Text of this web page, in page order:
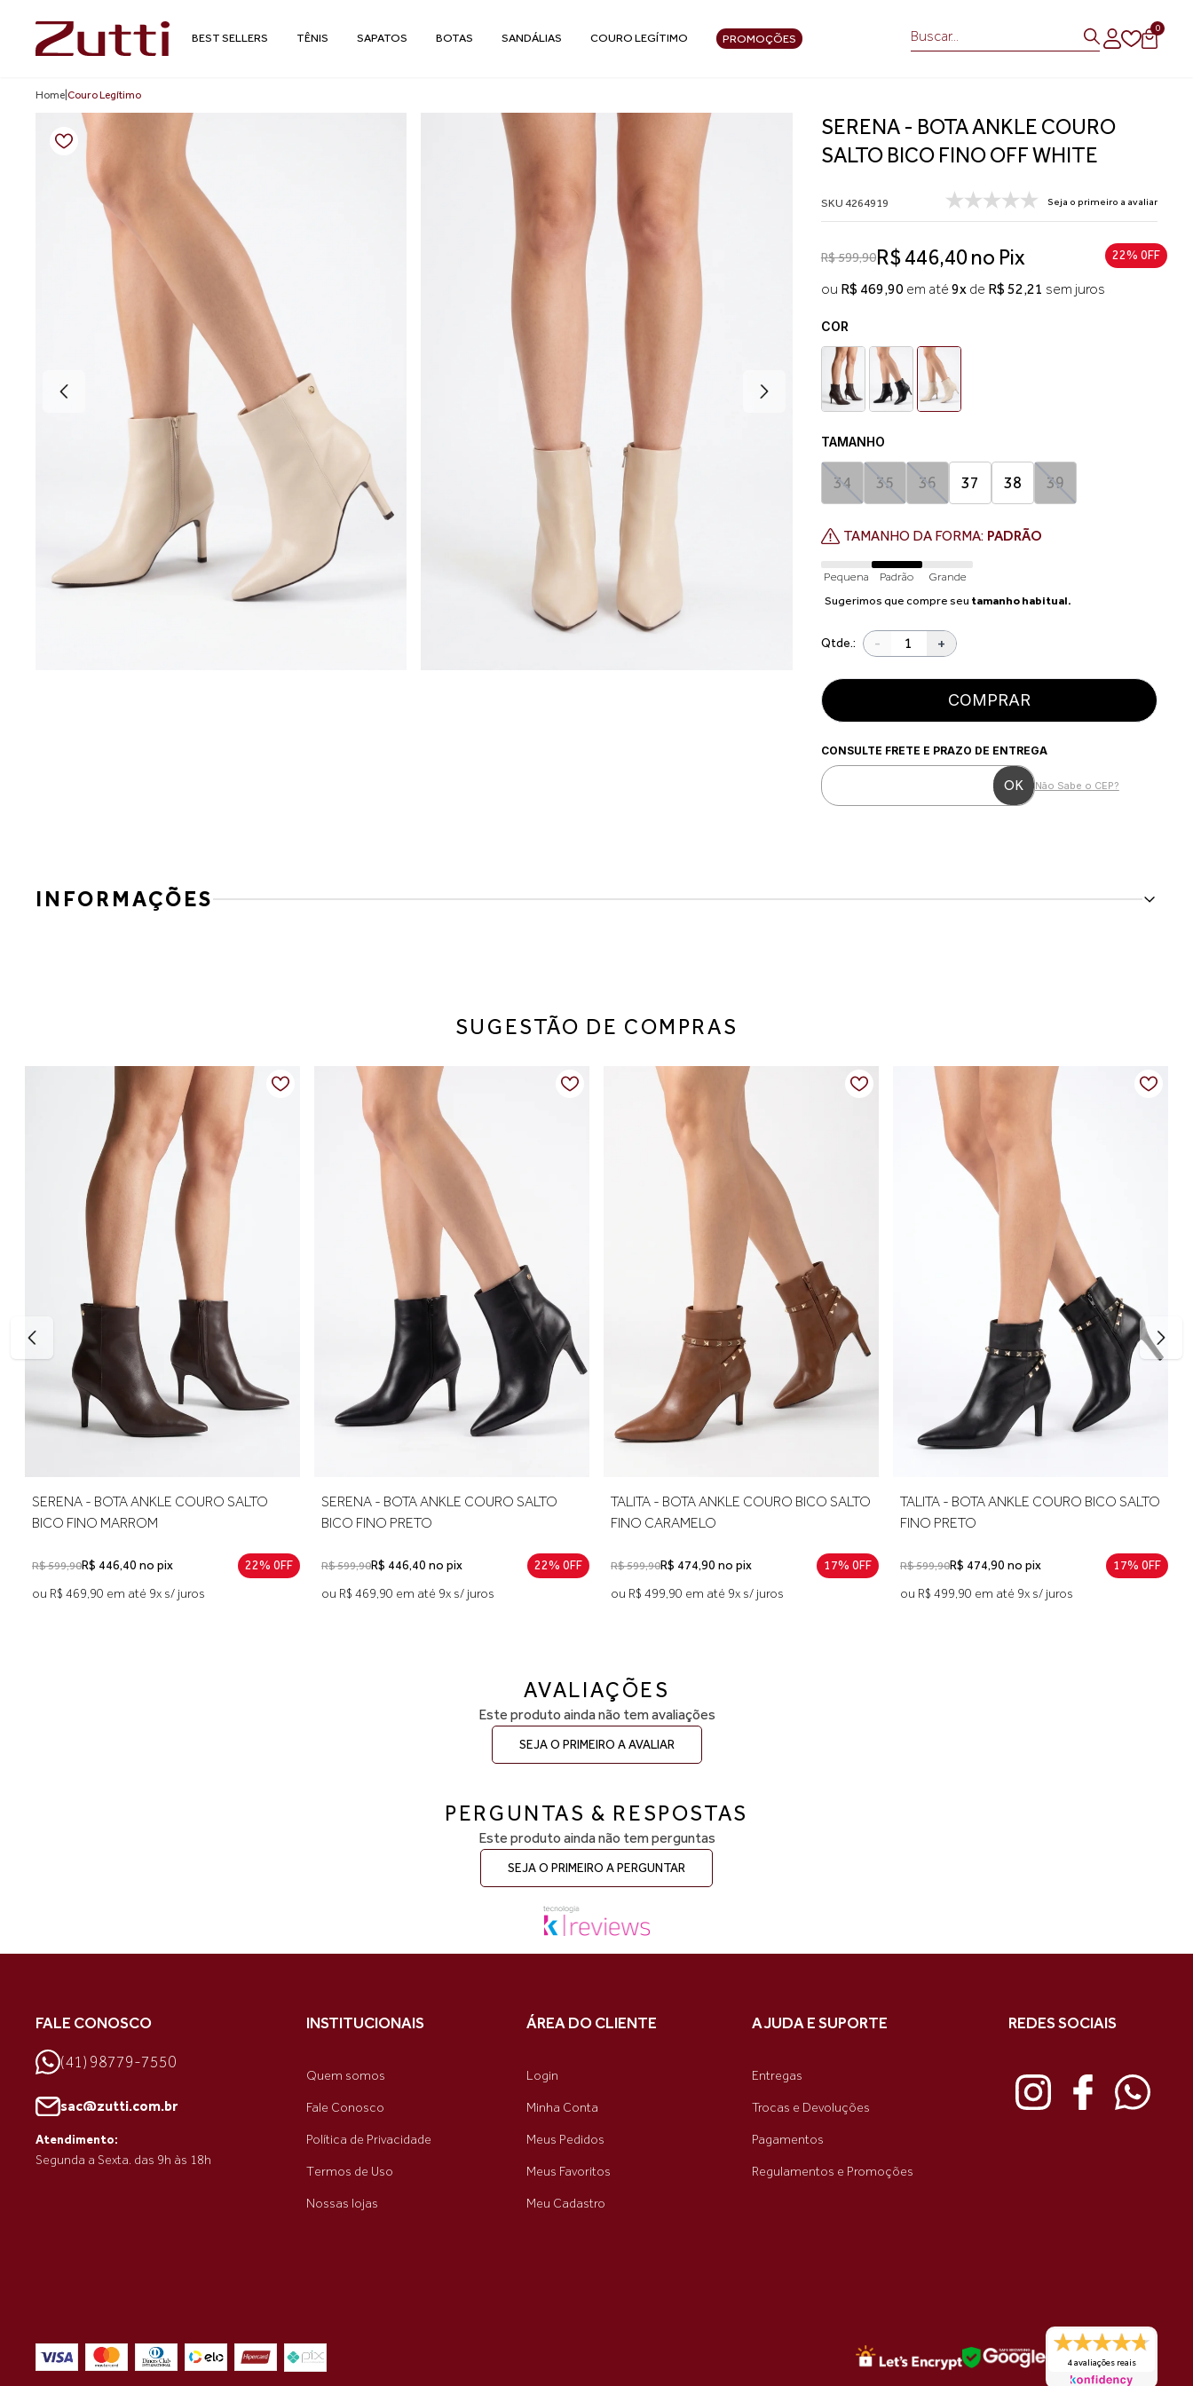
BEST SELLERS TÊNIS SAPATOS BOTAS SANDÁLIAS COURO LEGÍTIMO PROMOÇÕES
0
Home Couro Legítimo
SERENA - BOTA ANKLE COURO
SALTO BICO FINO OFF WHITE
SKU 4264919 Seja o primeiro a avaliar
R$ 599,90R$ 446,40 no Pix
ou R$ 469,90em até 9x de R$ 52,21 sem juros
22% 0FF
COR
TAMANHO
34 35 36 37 38 39
TAMANHO DA FORMA: PADRÃO
Pequena Padrão
Grande
Sugerimos que compre seu tamanho habitual.
Qtde.: - +
COMPRAR
CONSULTE FRETE E PRAZO DE ENTREGA
Não Sabe o CEP?
INFORMAÇÕES
Altura aproximada do salto: 8 cm
Tipo de salto: Fino
Fechamento: Zíper lateral
Design clássico e sofisticado
Tabela de medidas
34: aproximadamente 22,6 cm
35: aproximadamente 23,3 cm
36: aproximadamente 24 cm
37: aproximadamente 24,6 cm
38: aproximadamente 25,3 cm
39: aproximadamente 26 cm
Para escolher o tamanho ideal, meça o comprimento do pé do dedão ao calcanhar e considere aproximadamente 0,5 cm de folga para maior conforto. Caso sua medida fique entre duas
numerações, recomendamos optar pelo número maior. A primeira troca é gratuita.
SUGESTÃO DE COMPRAS
SERENA - BOTA ANKLE COURO SALTO
BICO FINO MARROM
R$ 599,90R$ 446,40 no pix
22% 0FF
ou R$ 469,90 em até 9x s/ juros
SERENA - BOTA ANKLE COURO SALTO
BICO FINO PRETO
R$ 599,90R$ 446,40 no pix
22% 0FF
ou R$ 469,90 em até 9x s/ juros
TALITA - BOTA ANKLE COURO BICO SALTO
FINO CARAMELO
R$ 599,90R$ 474,90 no pix
17% 0FF
ou R$ 499,90 em até 9x s/ juros
TALITA - BOTA ANKLE COURO BICO SALTO
FINO PRETO
R$ 599,90R$ 474,90 no pix
17% 0FF
ou R$ 499,90 em até 9x s/ juros
AVALIAÇÕES
Este produto ainda não tem avaliações
SEJA O PRIMEIRO A AVALIAR
PERGUNTAS & RESPOSTAS
Este produto ainda não tem perguntas
SEJA O PRIMEIRO A PERGUNTAR
FALE CONOSCO
(41) 98779-7550
sac@zutti.com.br
Atendimento:
Segunda a Sexta. das 9h às 18h
INSTITUCIONAIS
Quem somos
Fale Conosco
Política de Privacidade
Termos de Uso
Nossas lojas
ÁREA DO CLIENTE
Login
Minha Conta
Meus Pedidos
Meus Favoritos
Meu Cadastro
AJUDA E SUPORTE
Entregas
Trocas e Devoluções
Pagamentos
Regulamentos e Promoções
REDES SOCIAIS
4 avaliações reais